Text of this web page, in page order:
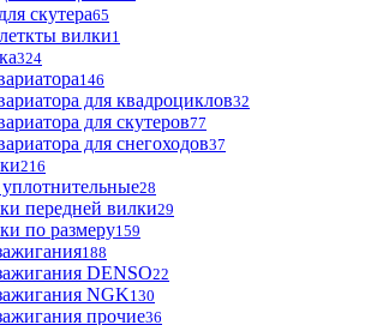
скутера65
вилки1
324
146
для квадроциклов32
для скутеров77
для снегоходов37
216
28
передней вилки29
по размеру159
188
DENSO22
NGK130
прочие36